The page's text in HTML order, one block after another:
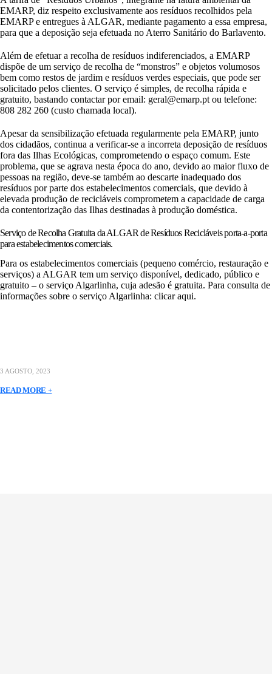
EMARP, diz respeito exclusivamente aos resíduos recolhidos pela
EMARP e entregues à ALGAR, mediante pagamento a essa empresa,
para que a deposição seja efetuada no Aterro Sanitário do Barlavento.
Além de efetuar a recolha de resíduos indiferenciados, a EMARP
dispõe de um serviço de recolha de “monstros” e objetos volumosos
bem como restos de jardim e resíduos verdes especiais, que pode ser
solicitado pelos clientes. O serviço é simples, de recolha rápida e
gratuito, bastando contactar por email: geral@emarp.pt ou telefone:
808 282 260 (custo chamada local).
Apesar da sensibilização efetuada regularmente pela EMARP, junto
dos cidadãos, continua a verificar-se a incorreta deposição de resíduos
fora das Ilhas Ecológicas, comprometendo o espaço comum. Este
problema, que se agrava nesta época do ano, devido ao maior fluxo de
pessoas na região, deve-se também ao descarte inadequado dos
resíduos por parte dos estabelecimentos comerciais, que devido à
elevada produção de recicláveis comprometem a capacidade de carga
da contentorização das Ilhas destinadas à produção doméstica.
Serviço de Recolha Gratuita da ALGAR de Resíduos Recicláveis porta-a-porta
para estabelecimentos comerciais.
Para os estabelecimentos comerciais (pequeno comércio, restauração e
serviços) a ALGAR tem um serviço disponível, dedicado, público e
gratuito – o serviço Algarlinha, cuja adesão é gratuita. Para consulta de
informações sobre o serviço Algarlinha: clicar aqui.
3 AGOSTO, 2023
READ MORE +